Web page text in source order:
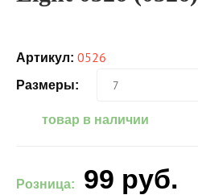
Артикул: 0526
Размеры:
товар в наличии
Розница: 99 руб.